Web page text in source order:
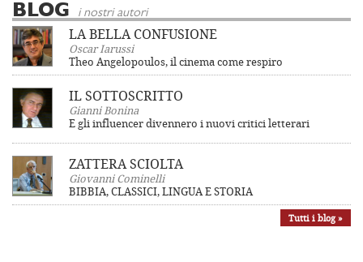
BLOG i nostri autori
LA BELLA CONFUSIONE
Oscar Iarussi
Theo Angelopoulos, il cinema come respiro
IL SOTTOSCRITTO
Gianni Bonina
E gli influencer divennero i nuovi critici letterari
ZATTERA SCIOLTA
Giovanni Cominelli
BIBBIA, CLASSICI, LINGUA E STORIA
Tutti i blog »